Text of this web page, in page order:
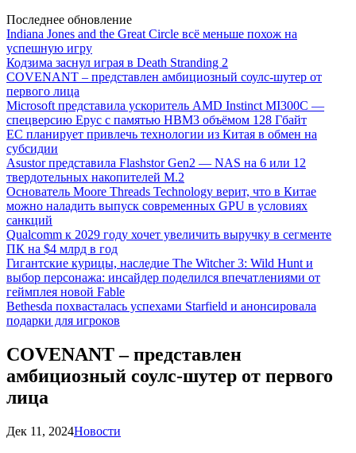
Последнее обновление
Indiana Jones and the Great Circle всё меньше похож на
успешную игру
Кодзима заснул играя в Death Stranding 2
COVENANT – представлен амбициозный соулс-шутер от
первого лица
Microsoft представила ускоритель AMD Instinct MI300C —
спецверсию Epyc с памятью HBM3 объёмом 128 Гбайт
ЕС планирует привлечь технологии из Китая в обмен на
субсидии
Asustor представила Flashstor Gen2 — NAS на 6 или 12
твердотельных накопителей M.2
Основатель Moore Threads Technology верит, что в Китае
можно наладить выпуск современных GPU в условиях
санкций
Qualcomm к 2029 году хочет увеличить выручку в сегменте
ПК на $4 млрд в год
Гигантские курицы, наследие The Witcher 3: Wild Hunt и
выбор персонажа: инсайдер поделился впечатлениями от
геймплея новой Fable
Bethesda похвасталась успехами Starfield и анонсировала
подарки для игроков
COVENANT – представлен
амбициозный соулс-шутер от первого
лица
Дек 11, 2024Новости